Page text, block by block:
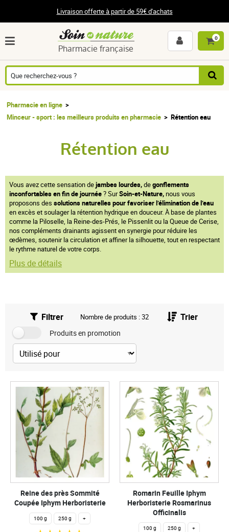
Livraison offerte à partir de 59€ d'achats
Pharmacie française
0
Pharmacie en ligne
Minceur - sport : les meilleurs produits en pharmacie
Rétention eau
Rétention eau
Vous avez cette sensation dejambes lourdes,degonflements
inconfortables en fin de journée? SurSoin-et-Nature,nous vous
proposons des solutions naturelles pour favoriser l’élimination de l’eau
en excès et soulager la rétention hydrique en douceur. À base de plantes
comme la Piloselle, la Reine-des-Prés, le Pissenlit ou la Queue de Cerise,
nos compléments drainants agissent en synergie pour réduire les
œdèmes, soutenir la circulation et affiner la silhouette, tout en respectant
le rythme naturel de votre corps.
Plus de détails
Filtrer Nombre de produits : 32 Trier
Produits en promotion
Reine des près Sommité
Coupée Iphym Herboristerie
100 g 250 g +
Romarin Feuille Iphym
Herboristerie Rosmarinus
Officinalis
100 g 250 g +